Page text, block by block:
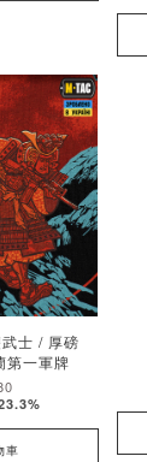
士 / 厚磅
第一軍牌
車